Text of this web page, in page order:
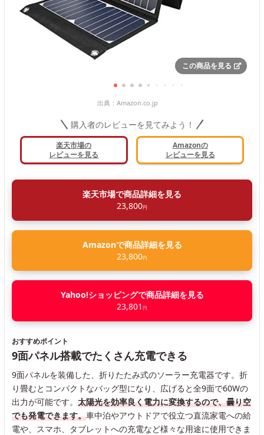
この商品を見る
出典： Amazon.co.jp
購入者のレビューを見てみよう！
楽天市場の
レビューを見る
Amazonの
レビューを見る
楽天市場で商品詳細を見る
23,800円
Amazonで商品詳細を見る
23,800円
Yahoo!ショッピングで商品詳細を見る
23,801 円
おすすめポイント
9面パネル搭載でたくさん充電できる
9面パネルを装備した、折りたたみ式のソーラー充電器です。折
り畳むとコンパクトなバッグ型になり、広げると全9面で60Wの
出力が可能です。 太陽光を効率良く電力に変換するので、曇り空
でも発電できます。車中泊やアウトドアで役立つ直流家電への給
電や、スマホ、タブレットへの充電など様々な用途に使用できま